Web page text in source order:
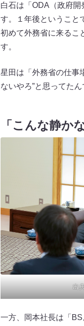
白石は「ODA（政府開
す。１年後ということ
初めて外務省に来るこ
す。
星田は「外務省の仕事
ないやろ”と思ってた
「こんな静か
出
一方、岡本社長は「